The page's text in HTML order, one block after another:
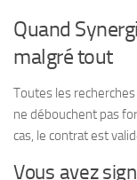
Quand
malgré tout
Toutes les
ne débouchent pas
cas, le contrat est
Vous avez